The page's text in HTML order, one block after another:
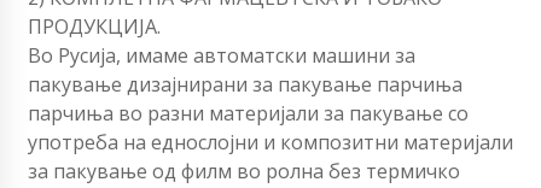
ПРОДУКЦИЈА.
Во Русија, имаме автоматски машини за
пакување дизајнирани за пакување парчиња
парчиња во разни материјали за пакување со
употреба на еднослојни и композитни материјали
за пакување од филм во ролна без термичко